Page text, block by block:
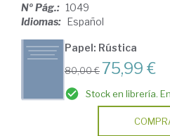
Nº Pág.: 1049
Idiomas: Español
Papel: Rústica
80,00 €75,99 €
Stock en librería.